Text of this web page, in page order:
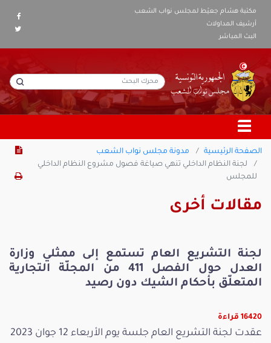
مكتبة هشام جعيّط لمجلس نواب الشعب
أرشيف المداولات
البث المباشر
الصفحة الرئيسية
مدونة مجلس نواب الشعب
لجنة النظام الداخلي تنهي صياغة فصول مشروع النظام الداخلي
للمجلس
مقالات أخرى
لجنة التشريع العام تستمع إلى ممثلي وزارة
العدل حول الفصل 411 من المجلّة التجارية
المتعلّق بأحكام الشيك دون رصيد
16420 قراءة
عقدت لجنة التشريع العام جلسة يوم الأربعاء 12 جوان 2023